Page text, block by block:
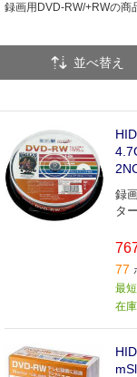
録画用DVD-RW/+RWの商
並べ替え
録
タ
77
最
在